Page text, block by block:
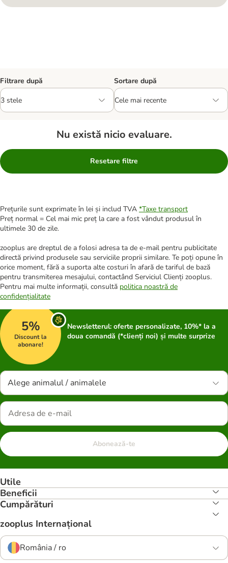
Filtrare după Sortare după
Nu există nicio evaluare.
Resetare filtre
Prețurile sunt exprimate în lei și includ TVA *Taxe transport
Preț normal = Cel mai mic preț la care a fost vândut produsul în
ultimele 30 de zile.
zooplus are dreptul de a folosi adresa ta de e-mail pentru publicitate
directă privind produsele sau serviciile proprii similare. Te poți opune în
orice moment, fără a suporta alte costuri în afară de tariful de bază
pentru transmiterea mesajului, contactând Serviciul Clienți zooplus.
Pentru mai multe informații, consultă politica noastră de
confidențialitate
5%
Discount la
abonare!
Newsletterul: oferte personalizate, 10%* la a
doua comandă (*clienți noi) și multe surprize
Alege animalul / animalele
Abonează-te
Utile
Beneficii
Cumpărături
zooplus Internațional
România / ro